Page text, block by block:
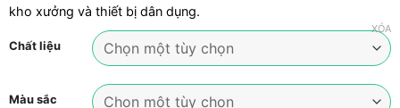
kho xưởng và thiết bị dân dụng.
Chất liệu
Màu sắc
XÓA